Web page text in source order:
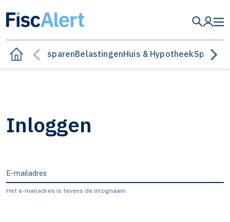
BesparenBelastingenHuis & HypotheekSparen
Inloggen
E-mailadres
Het e-mailadres is tevens de inlognaam